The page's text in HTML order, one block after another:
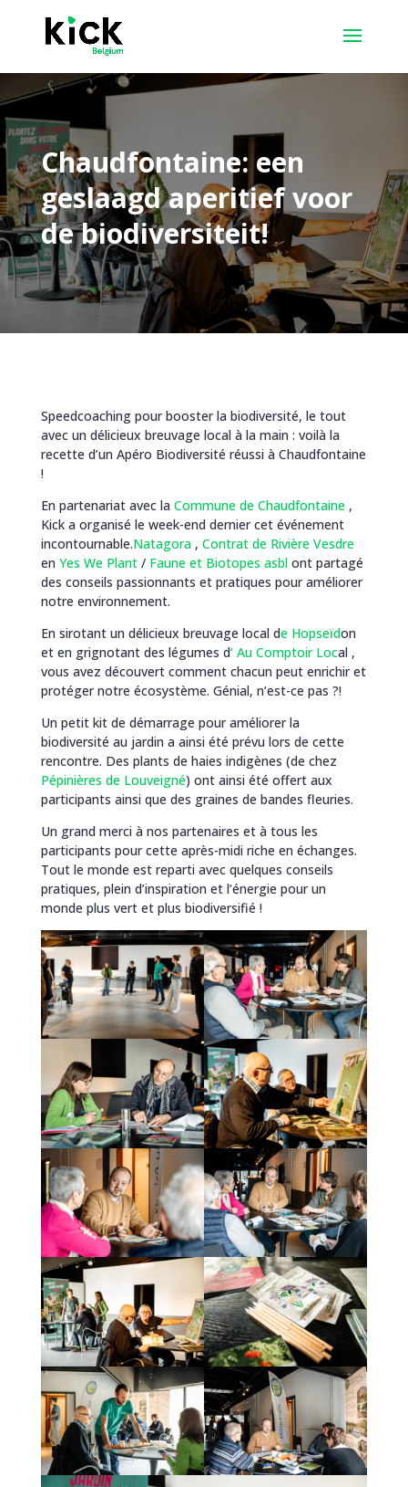
Chaudfontaine: een
geslaagd aperitief voor
de biodiversiteit!
Speedcoaching pour booster la biodiversité, le tout
avec un délicieux breuvage local à la main : voilà la
recette d’un Apéro Biodiversité réussi à Chaudfontaine
!
En partenariat avec la Commune de Chaudfontaine,
Kick a organisé le week-end dernier cet événement
incontournable.Natagora, Contrat de Rivière Vesdre
en Yes We Plant/ Faune et Biotopes asblont partagé
des conseils passionnants et pratiques pour améliorer
notre environnement.
En sirotant un délicieux breuvage local de Hopseïdon
et en grignotant des légumes d‘ Au Comptoir Local ,
vous avez découvert comment chacun peut enrichir et
protéger notre écosystème. Génial, n’est-ce pas ?!
Un petit kit de démarrage pour améliorer la
biodiversité au jardin a ainsi été prévu lors de cette
rencontre. Des plants de haies indigènes (de chez
Pépinières de Louveigné) ont ainsi été offert aux
participants ainsi que des graines de bandes fleuries.
Un grand merci à nos partenaires et à tous les
participants pour cette après-midi riche en échanges.
Tout le monde est reparti avec quelques conseils
pratiques, plein d’inspiration et l’énergie pour un
monde plus vert et plus biodiversifié !